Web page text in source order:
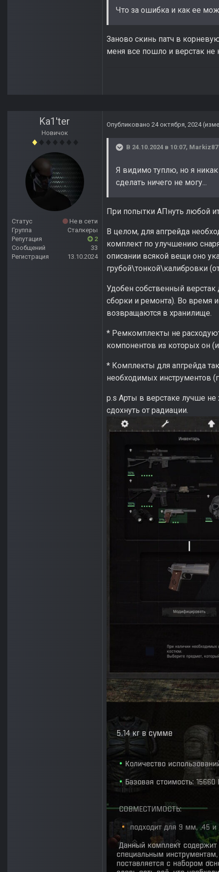
Что за ошибка и как ее
Заново скинь патч в
меня все пошло и верстак не
Ka1'ter
Новичок
Статус
Не в сети
Группа
Сталкеры
Репутация
2
Сообщений
33
Регистрация
13.10.2024
Опубликовано 24 октября, 2024
В 24.10.2024 в 10:07, Markiz87
Я видимо туплю, но я никак
сделать ничего не могу...
При попытки АПнуть любой
В целом, для апгрейда
комплект по улучшению
описании всякой вещи оно
грубой\тонкой\калибровки
Удобен собственный
сборки и ремонта). Во время
возвращаются в хранилище.
* Ремкомплекты не
компонентов из которых он
* Комплекты для апгрейда
необходимых инструментов
p.s Арты в верстаке лучше не
сдохнуть от радиации.